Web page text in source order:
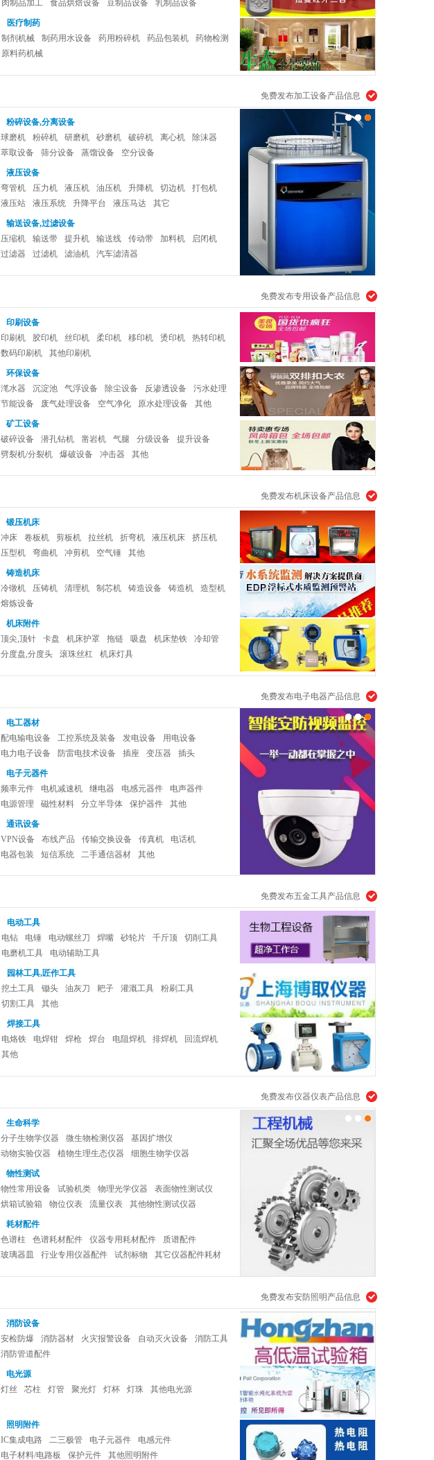
肉制品加工
食品烘焙设备 豆制品设备
乳制品设备
炊事设备
医疗制药
制剂机械
制药用水设备 药用粉碎机 药品包装机
药物检测
原料药机械
免费发布加工设备产品信息
粉碎设备,分离设备
球磨机
粉碎机 研磨机 砂磨机 破碎机 离心机
除沫器
萃取设备
筛分设备 蒸馏设备 空分设备
液压设备
弯管机
压力机 液压机 油压机 升降机 切边机
打包机
液压站
液压系统 升降平台 液压马达 其它
输送设备,过滤设备
压缩机
输送带 提升机 输送线 传动带 加料机
启闭机
过滤器
过滤机 滤油机 汽车滤清器
免费发布专用设备产品信息
印刷设备
印刷机
胶印机 丝印机 柔印机 移印机 烫印机
热转印机
数码印刷机
其他印刷机
环保设备
滗水器
沉淀池 气浮设备 除尘设备 反渗透设备
污水处理
节能设备
废气处理设备 空气净化 原水处理设备 其他
矿工设备
破碎设备
潜孔钻机 凿岩机 气腿 分级设备
提升设备
劈裂机/分裂机
爆破设备 冲击器 其他
免费发布机床设备产品信息
锻压机床
冲床
卷板机 剪板机 拉丝机 折弯机 液压机床
挤压机
压型机
弯曲机 冲剪机 空气锤 其他
铸造机床
冷镦机
压铸机 清理机 制芯机 铸造设备 铸造机
造型机
熔炼设备
机床附件
顶尖,顶针
卡盘 机床护罩 拖链 吸盘 机床垫铁
冷却管
分度盘,分度头
滚珠丝杠 机床灯具
免费发布电子电器产品信息
电工器材
配电输电设备
工控系统及装备 发电设备
用电设备
电力电子设备
防雷电技术设备 插座 变压器
插头
其他电工器材
电子元器件
频率元件
电机减速机 继电器 电感元器件
电声器件
电源管理
磁性材料 分立半导体 保护器件 其他
通讯设备
VPN设备
布线产品 传输交换设备 传真机
电话机
电器包装
短信系统 二手通信器材 其他
免费发布五金工具产品信息
电动工具
电钻
电锤 电动螺丝刀 焊嘴 砂轮片 千斤顶
切削工具
电磨机工具
电动辅助工具
园林工具,匠作工具
挖土工具
锄头 油灰刀 耙子 灌溉工具
粉刷工具
切割工具
其他
焊接工具
电烙铁
电焊钳 焊枪 焊台 电阻焊机 排焊机
回流焊机
其他
免费发布仪器仪表产品信息
生命科学
分子生物学仪器
微生物检测仪器
基因扩增仪
动物实验仪器
植物生理生态仪器
细胞生物学仪器
临床检验仪器设备
物性测试
物性常用设备
试验机类 物理光学仪器
表面物性测试仪
烘箱试验箱
物位仪表 流量仪表 其他物性测试仪器
耗材配件
色谱柱
色谱耗材配件 仪器专用耗材配件
质谱配件
玻璃器皿
行业专用仪器配件 试剂标物 其它仪器配件耗材
免费发布安防照明产品信息
消防设备
安检防爆
消防器材 火灾报警设备 自动灭火设备
消防工具
消防管道配件
电光源
灯丝
芯柱 灯管 聚光灯 灯杯 灯珠 其他电光源
照明附件
IC集成电路
二三极管 电子元器件
电感元件
电子材料/电路板
保护元件 其他照明附件